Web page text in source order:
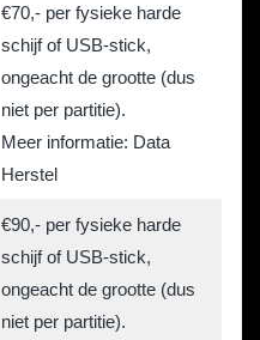
€70,- per fysieke harde
schijf of USB-stick,
ongeacht de grootte (dus
niet per partitie).
Meer informatie: Data
Herstel
€90,- per fysieke harde
schijf of USB-stick,
ongeacht de grootte (dus
niet per partitie).